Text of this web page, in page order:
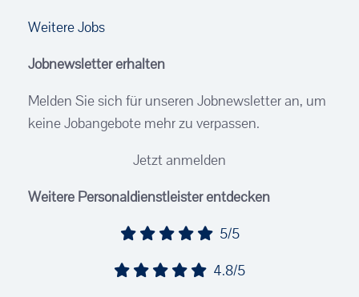
Weitere Jobs
Jobnewsletter erhalten
Melden Sie sich für unseren Jobnewsletter an, um
keine Jobangebote mehr zu verpassen.
Jetzt anmelden
Weitere Personaldienstleister entdecken
5/5
4.8/5